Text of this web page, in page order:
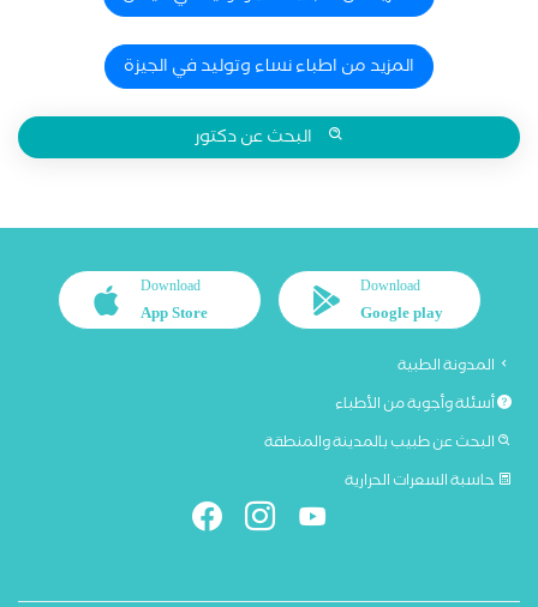
المزيد من اطباء نساء وتوليد في الجيزة
البحث عن دكتور
Download
Google play
Download
App Store
المدونة الطبية
أسئلة وأجوبة من الأطباء
البحث عن طبيب بالمدينة والمنطقة
حاسبة السعرات الحرارية